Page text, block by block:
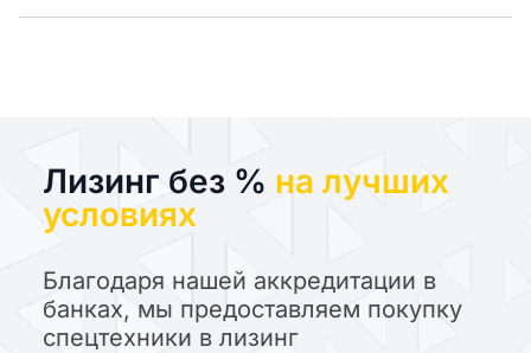
Лизинг без % на лучших
условиях
Благодаря нашей аккредитации в
банках, мы предоставляем покупку
спецтехники в лизинг